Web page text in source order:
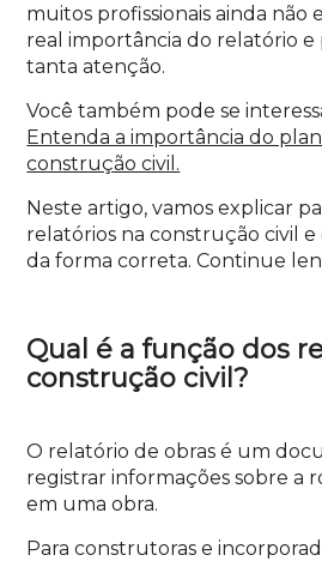
muitos profissionais ainda não
real importância do relatório
tanta atenção.
Você também pode se
Entenda a importância do
construção civil.
Neste artigo, vamos explicar
relatórios na construção civil
da forma correta. Continue
Qual é a função dos
construção civil?
O relatório de obras é um
registrar informações sobre a
em uma obra.
Para construtoras e